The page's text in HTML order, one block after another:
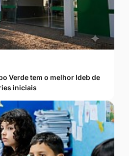
Verde tem o melhor Ideb de
iniciais